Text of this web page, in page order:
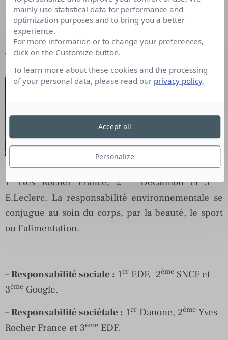
Avec une hiérarchie différente, ce trio est
identique au palmarès de réputation générale.
– Responsabilité environnementale :
1erYves Rocher France, 2èmeDecathlon et 3ème
E.Leclerc. La responsabilité environnementale se
conjugue au soin du corps, par la beauté, le sport
ou l’alimentation.
– Responsabilité sociale : 1er EDF, 2ème SNCF et
3ème Google.
– Responsabilité sociétale : 1er Danone, 2ème Yves
Rocher France et 3ème EDF.
mainly use statistical data for performance and
optimization purposes and to bring you a better
experience.
For more information or to change your preferences,
click on the Customize button.
To learn more about these cookies and the processing
of your personal data, please read our privacy policy.
Personalize
Accept all